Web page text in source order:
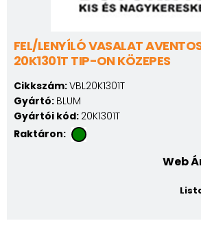
FEL/LENYÍLÓ VASALAT
20K1301T TIP-ON KÖZEPES
Cikkszám:VBL20K1301T
Gyártó: BLUM
Gyártói kód: 20K1301T
Raktáron:
Web